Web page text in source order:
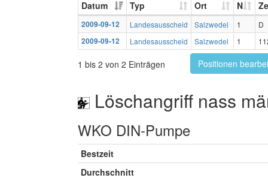
Datum Typ Ort N
2009-09-12 Landesausscheid Salzwedel 1
D
2009-09-12
Landesausscheid Salzwedel 1
1 bis 2 von 2 Einträgen Positionen
Löschangriff nass
WKO DIN-Pumpe
Bestzeit
Durchschnitt